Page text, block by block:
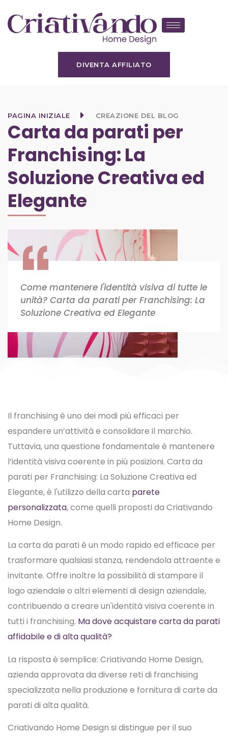
DIVENTA AFFILIATO
PAGINA INIZIALE CREAZIONE DEL BLOG
Carta da parati per
Franchising: La
Soluzione Creativa ed
Elegante
Come mantenere l'identità visiva di tutte le
unità? Carta da parati per Franchising: La
Soluzione Creativa ed Elegante
Il franchising è uno dei modi più efficaci per
espandere un’attività e consolidare il marchio.
Tuttavia, una questione fondamentale è mantenere
l’identità visiva coerente in più posizioni. Carta da
parati per Franchising: La Soluzione Creativa ed
Elegante, è l'utilizzo della carta parete
personalizzata, come quelli proposti da Criativando
Home Design.
La carta da parati è un modo rapido ed efficace per
trasformare qualsiasi stanza, rendendola attraente e
invitante. Offre inoltre la possibilità di stampare il
logo aziendale o altri elementi di design aziendale,
contribuendo a creare un'identità visiva coerente in
tutti i franchising. Ma dove acquistare carta da parati
affidabile e di alta qualità?
La risposta è semplice: Criativando Home Design,
azienda approvata da diverse reti di franchising
specializzata nella produzione e fornitura di carte da
parati di alta qualità.
Criativando Home Design si distingue per il suo